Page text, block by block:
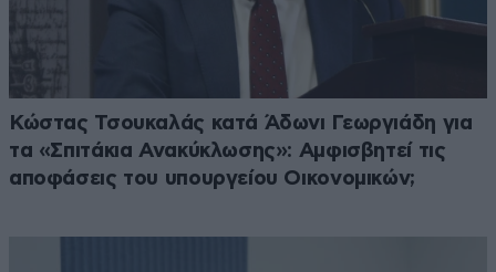
Κώστας Τσουκαλάς κατά Άδωνι Γεωργιάδη για
τα «Σπιτάκια Ανακύκλωσης»: Αμφισβητεί τις
αποφάσεις του υπουργείου Οικονομικών;